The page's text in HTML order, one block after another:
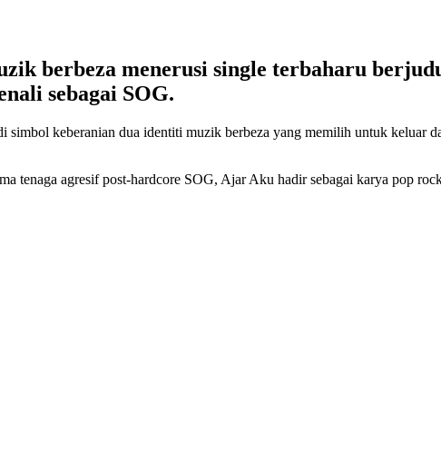
berbeza menerusi single terbaharu
sebagai SOG.
keberanian dua identiti muzik berbeza yang memilih untuk keluar
tenaga agresif post-hardcore SOG, Ajar Aku hadir sebagai karya pop